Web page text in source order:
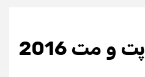
دانلود کارتون پت و مت 2016